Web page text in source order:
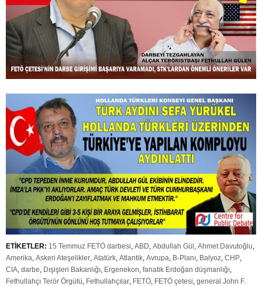
ETİKETLER: 15 Temmuz FETÖ darbesi, ABD, Abdullah Gül , Ahmet Davutoğlu,
Amerika, Askeri Ateşelikler, Atatürk, Atlantik, Avrupa, B-Planı, Balyoz, CHP,
CIA, darbe, Dışişleri Bakanlığı, Ergenekon, fanatik Erdoğan düşmanlığı,
Fethullahçı Terör Örgütü, Fethullahçılar, FETÖ, FETÖ çetesi, general John F.